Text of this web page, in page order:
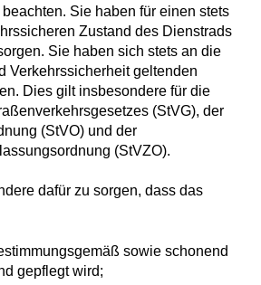
Sie haben für einen stets
Zustand des Dienstrads
Sie haben sich stets an die
Verkehrssicherheit geltenden
Dies gilt insbesondere für die
(StVG), der
(StVO) und der
(StVZO).
dafür zu sorgen, dass das
sowie schonend
gepflegt wird;